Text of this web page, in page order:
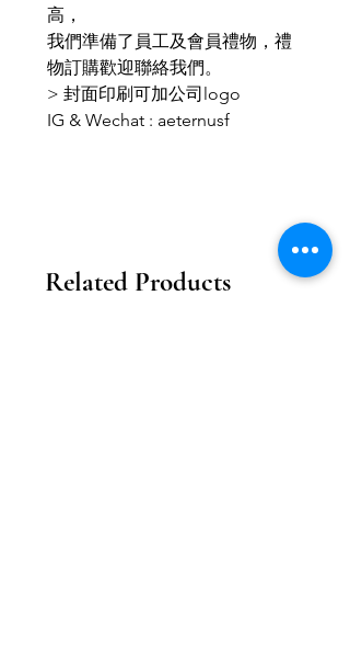
高，
我們準備了員工及會員禮物，禮
物訂購歡迎聯絡我們。
> 封面印刷可加公司logo
IG & Wechat : aeternusf
Related Products